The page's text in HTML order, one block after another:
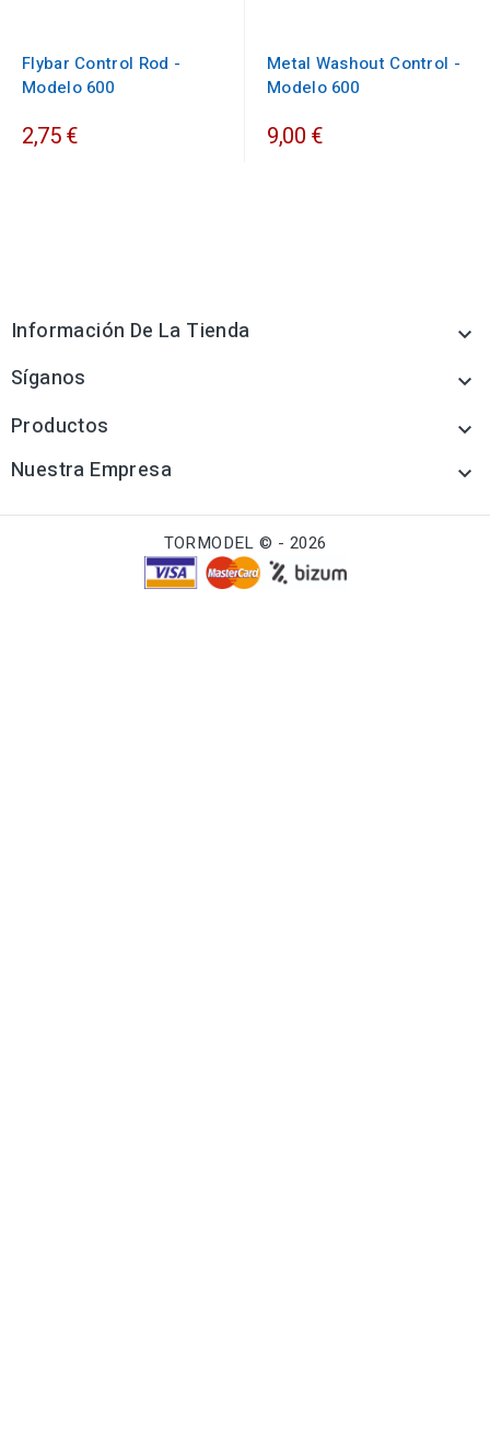
Flybar Control Rod -
Modelo 600
2,75 €
Metal Washout Control -
Modelo 600
9,00 €
Información De La Tienda 
Síganos 
Productos 
Nuestra Empresa 
TORMODEL © - 2026